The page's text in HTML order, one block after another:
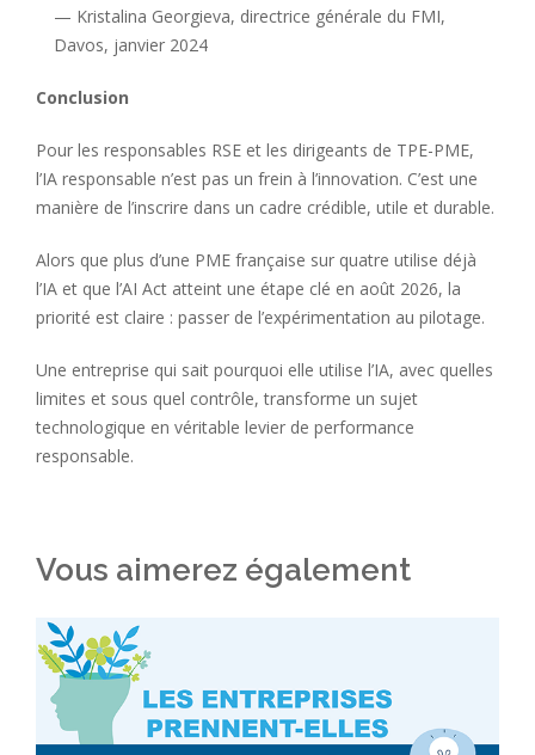
— Kristalina Georgieva, directrice générale du FMI,
Davos, janvier 2024
Conclusion
Pour les responsables RSE et les dirigeants de TPE-PME,
l’IA responsable n’est pas un frein à l’innovation. C’est une
manière de l’inscrire dans un cadre crédible, utile et durable.
Alors que plus d’une PME française sur quatre utilise déjà
l’IA et que l’AI Act atteint une étape clé en août 2026, la
priorité est claire : passer de l’expérimentation au pilotage.
Une entreprise qui sait pourquoi elle utilise l’IA, avec quelles
limites et sous quel contrôle, transforme un sujet
technologique en véritable levier de performance
responsable.
Vous aimerez également